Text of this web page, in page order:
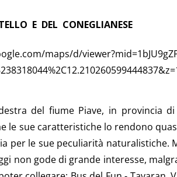
E DEL CONEGLIANESE
maps/d/
del fiume Piave, in provincia
le sue caratteristiche lo rendono
per le sue peculiarità
non gode di grande interesse,